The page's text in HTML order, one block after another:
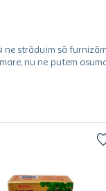
ne străduim să
nu ne putem